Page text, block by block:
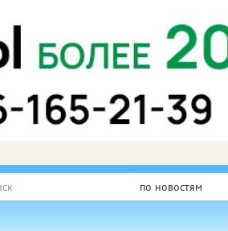
по новостям